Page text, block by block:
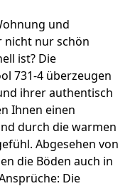
und
nicht nur schön
ist? Die
731-4 überzeugen
ihrer authentisch
Ihnen einen
durch die warmen
Abgesehen von
die Böden auch in
Die